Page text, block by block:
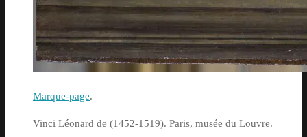
Marque-page.
Vinci Léonard de (1452-1519). Paris, musée du Louvre.